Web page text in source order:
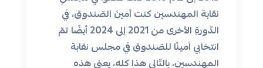
نقابة المهندسين كنت أمينَ الصّندوق، في
الدّورةِ الأخرى من 2021 إلى 2024 أيضًا تمّ
انتخابي أمينًا للصّندوق في مجلس نقابة
المهندسين، بالتّالي هذا كله، يعني هذه